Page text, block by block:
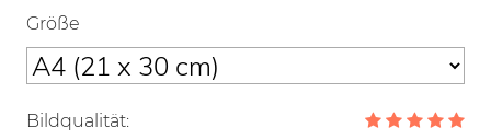
Größe
Bildqualität: